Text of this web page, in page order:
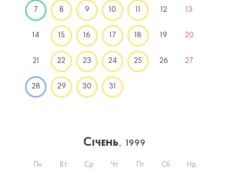
7 8 9 10 11 12 13
14 15 16 17 18 19 20
21 22 23 24 25 26 27
28 29 30 31
Січень, 1999
Пн Вт Ср Чт Пт Сб Нд